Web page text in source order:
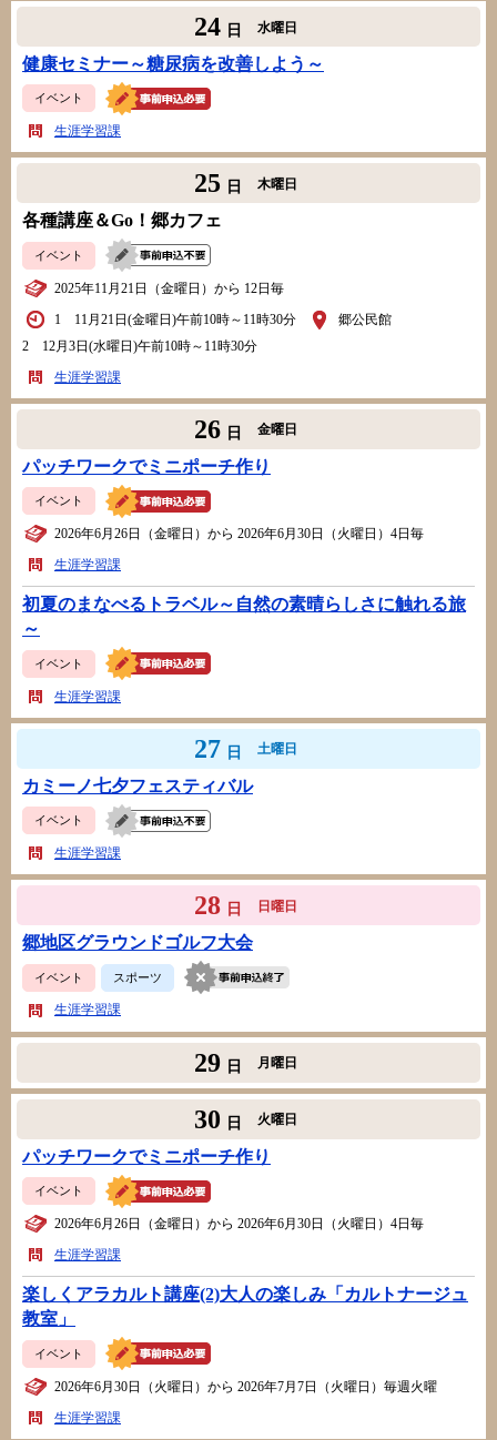
24 日 水曜日
健康セミナー～糖尿病を改善しよう～
イベント
生涯学習課
25 日 木曜日
各種講座＆Go！郷カフェ
イベント
2025年11月21日（金曜日）から 12日毎
1 11月21日(金曜日)午前10時～11時30分
2 12月3日(水曜日)午前10時～11時30分
郷公民館
生涯学習課
26 日 金曜日
パッチワークでミニポーチ作り
イベント
2026年6月26日（金曜日）から 2026年6月30日（火曜日）4日毎
生涯学習課
初夏のまなべるトラベル～自然の素晴らしさに触れる旅
～
イベント
生涯学習課
27 日 土曜日
カミーノ七夕フェスティバル
イベント
生涯学習課
28 日 日曜日
郷地区グラウンドゴルフ大会
イベント スポーツ
生涯学習課
29 日 月曜日
30 日 火曜日
パッチワークでミニポーチ作り
イベント
2026年6月26日（金曜日）から 2026年6月30日（火曜日）4日毎
生涯学習課
楽しくアラカルト講座(2)大人の楽しみ「カルトナージュ
教室」
イベント
2026年6月30日（火曜日）から 2026年7月7日（火曜日）毎週火曜
生涯学習課